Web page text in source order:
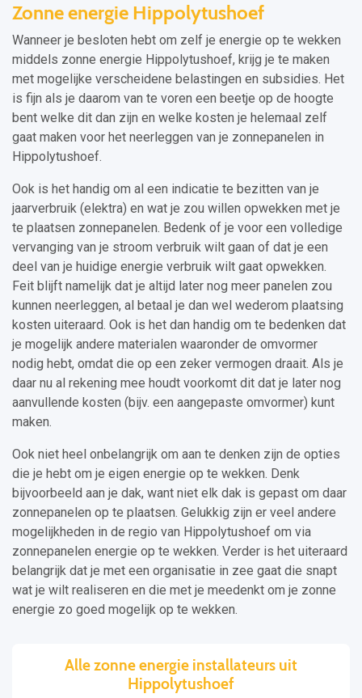
Zonne energie Hippolytushoef
Wanneer je besloten hebt om zelf je energie op te wekken
middels zonne energie Hippolytushoef, krijg je te maken
met mogelijke verscheidene belastingen en subsidies. Het
is fijn als je daarom van te voren een beetje op de hoogte
bent welke dit dan zijn en welke kosten je helemaal zelf
gaat maken voor het neerleggen van je zonnepanelen in
Hippolytushoef.
Ook is het handig om al een indicatie te bezitten van je
jaarverbruik (elektra) en wat je zou willen opwekken met je
te plaatsen zonnepanelen. Bedenk of je voor een volledige
vervanging van je stroom verbruik wilt gaan of dat je een
deel van je huidige energie verbruik wilt gaat opwekken.
Feit blijft namelijk dat je altijd later nog meer panelen zou
kunnen neerleggen, al betaal je dan wel wederom plaatsing
kosten uiteraard. Ook is het dan handig om te bedenken dat
je mogelijk andere materialen waaronder de omvormer
nodig hebt, omdat die op een zeker vermogen draait. Als je
daar nu al rekening mee houdt voorkomt dit dat je later nog
aanvullende kosten (bijv. een aangepaste omvormer) kunt
maken.
Ook niet heel onbelangrijk om aan te denken zijn de opties
die je hebt om je eigen energie op te wekken. Denk
bijvoorbeeld aan je dak, want niet elk dak is gepast om daar
zonnepanelen op te plaatsen. Gelukkig zijn er veel andere
mogelijkheden in de regio van Hippolytushoef om via
zonnepanelen energie op te wekken. Verder is het uiteraard
belangrijk dat je met een organisatie in zee gaat die snapt
wat je wilt realiseren en die met je meedenkt om je zonne
energie zo goed mogelijk op te wekken.
Alle zonne energie installateurs uit
Hippolytushoef